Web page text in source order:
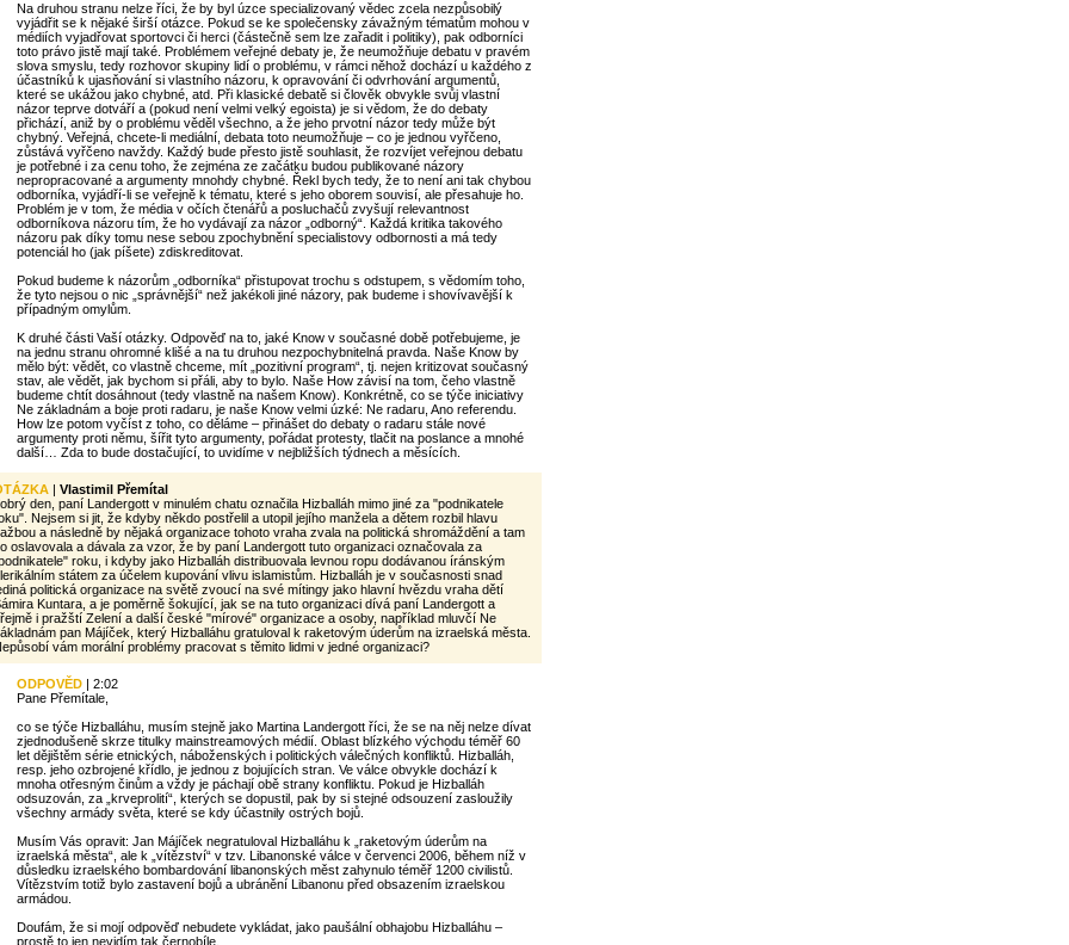
Na druhou stranu nelze říci, že by byl úzce specializovaný vědec zcela nezpůsobilý
vyjádřit se k nějaké širší otázce. Pokud se ke společensky závažným tématům mohou v
médiích vyjadřovat sportovci či herci (částečně sem lze zařadit i politiky), pak odborníci
toto právo jistě mají také. Problémem veřejné debaty je, že neumožňuje debatu v pravém
slova smyslu, tedy rozhovor skupiny lidí o problému, v rámci něhož dochází u každého z
účastníků k ujasňování si vlastního názoru, k opravování či odvrhování argumentů,
které se ukážou jako chybné, atd. Při klasické debatě si člověk obvykle svůj vlastní
názor teprve dotváří a (pokud není velmi velký egoista) je si vědom, že do debaty
přichází, aniž by o problému věděl všechno, a že jeho prvotní názor tedy může být
chybný. Veřejná, chcete-li mediální, debata toto neumožňuje – co je jednou vyřčeno,
zůstává vyřčeno navždy. Každý bude přesto jistě souhlasit, že rozvíjet veřejnou debatu
je potřebné i za cenu toho, že zejména ze začátku budou publikované názory
nepropracované a argumenty mnohdy chybné. Řekl bych tedy, že to není ani tak chybou
odborníka, vyjádří-li se veřejně k tématu, které s jeho oborem souvisí, ale přesahuje ho.
Problém je v tom, že média v očích čtenářů a posluchačů zvyšují relevantnost
odborníkova názoru tím, že ho vydávají za názor „odborný“. Každá kritika takového
názoru pak díky tomu nese sebou zpochybnění specialistovy odbornosti a má tedy
potenciál ho (jak píšete) zdiskreditovat.
Pokud budeme k názorům „odborníka“ přistupovat trochu s odstupem, s vědomím toho,
že tyto nejsou o nic „správnější“ než jakékoli jiné názory, pak budeme i shovívavější k
případným omylům.
K druhé části Vaší otázky. Odpověď na to, jaké Know v současné době potřebujeme, je
na jednu stranu ohromné klišé a na tu druhou nezpochybnitelná pravda. Naše Know by
mělo být: vědět, co vlastně chceme, mít „pozitivní program“, tj. nejen kritizovat současný
stav, ale vědět, jak bychom si přáli, aby to bylo. Naše How závisí na tom, čeho vlastně
budeme chtít dosáhnout (tedy vlastně na našem Know). Konkrétně, co se týče iniciativy
Ne základnám a boje proti radaru, je naše Know velmi úzké: Ne radaru, Ano referendu.
How lze potom vyčíst z toho, co děláme – přinášet do debaty o radaru stále nové
argumenty proti němu, šířit tyto argumenty, pořádat protesty, tlačit na poslance a mnohé
další… Zda to bude dostačující, to uvidíme v nejbližších týdnech a měsících.
| Vlastimil Přemítal
den, paní Landergott v minulém chatu označila Hizballáh mimo jiné za "podnikatele
Nejsem si jit, že kdyby někdo postřelil a utopil jejího manžela a dětem rozbil hlavu
a následně by nějaká organizace tohoto vraha zvala na politická shromáždění a tam
oslavovala a dávala za vzor, že by paní Landergott tuto organizaci označovala za
roku, i kdyby jako Hizballáh distribuovala levnou ropu dodávanou íránským
státem za účelem kupování vlivu islamistům. Hizballáh je v současnosti snad
politická organizace na světě zvoucí na své mítingy jako hlavní hvězdu vraha dětí
Kuntara, a je poměrně šokující, jak se na tuto organizaci dívá paní Landergott a
i pražští Zelení a další české "mírové" organizace a osoby, například mluvčí Ne
pan Májíček, který Hizballáhu gratuloval k raketovým úderům na izraelská města.
vám morální problémy pracovat s těmito lidmi v jedné organizaci?
ODPOVĚD | 2:02
Pane Přemítale,
co se týče Hizballáhu, musím stejně jako Martina Landergott říci, že se na něj nelze dívat
zjednodušeně skrze titulky mainstreamových médií. Oblast blízkého východu téměř 60
let dějištěm série etnických, náboženských i politických válečných konfliktů. Hizballáh,
resp. jeho ozbrojené křídlo, je jednou z bojujících stran. Ve válce obvykle dochází k
mnoha otřesným činům a vždy je páchají obě strany konfliktu. Pokud je Hizballáh
odsuzován, za „krveprolití“, kterých se dopustil, pak by si stejné odsouzení zasloužily
všechny armády světa, které se kdy účastnily ostrých bojů.
Musím Vás opravit: Jan Májíček negratuloval Hizballáhu k „raketovým úderům na
izraelská města“, ale k „vítězství“ v tzv. Libanonské válce v červenci 2006, během níž v
důsledku izraelského bombardování libanonských měst zahynulo téměř 1200 civilistů.
Vítězstvím totiž bylo zastavení bojů a ubránění Libanonu před obsazením izraelskou
armádou.
Doufám, že si mojí odpověď nebudete vykládat, jako paušální obhajobu Hizballáhu –
prostě to jen nevidím tak černobíle.